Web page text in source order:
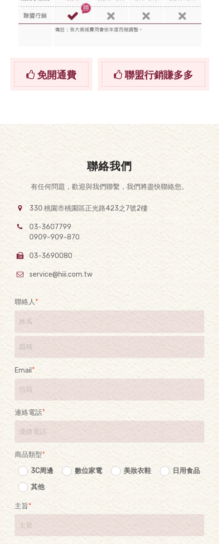
免開通費 聯盟行銷賺多多
聯絡我們
有任何問題，歡迎與我們聯繫，我們將盡快聯絡您。
330 桃園市桃園區正光路423之7號2樓
03-3607799
0909-909-870
03-3690080
service@hiii.com.tw
聯絡人
Email
連絡電話
商品類型
3C周邊
數位家電 美妝衣鞋
日用食品
其他
主旨